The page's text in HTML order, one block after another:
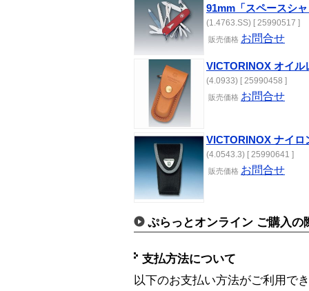
91mm「スペースシ
(1.4763.SS) [ 25990517 ]
販売価格 お問合せ
VICTORINOX オイ
(4.0933) [ 25990458 ]
販売価格 お問合せ
VICTORINOX ナイ
(4.0543.3) [ 25990641 ]
販売価格 お問合せ
ぷらっとオンライン ご購入の
支払方法について
以下のお支払い方法がご利用で